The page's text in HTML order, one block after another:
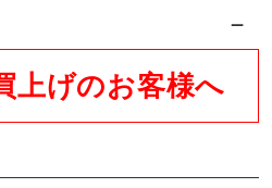
上げのお客様へ